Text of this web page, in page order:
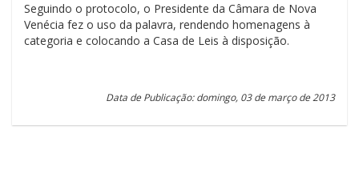
Seguindo o protocolo, o Presidente da Câmara de Nova
Venécia fez o uso da palavra, rendendo homenagens à
categoria e colocando a Casa de Leis à disposição.
Data de Publicação: domingo, 03 de março de 2013